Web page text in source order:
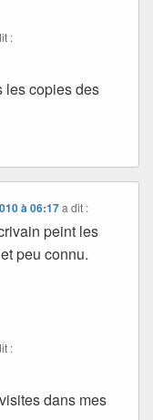
:
copies des
à 06:17 a dit :
peint les
peu connu.
:
dans mes